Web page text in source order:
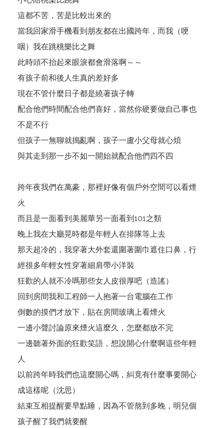
這都不苦，苦是比較出來的
當我回家滑手機看到朋友都在出國跨年，而我（哽
咽）我在跳桃樂比之舞
此時頭不抬起來眼淚都會滑落啊～～
有孩子前和後人生真的差好多
現在不管什麼日子都是繞著孩子轉
配合他們時間配合他們喜好，當然你硬要做自己事也
不是不行
但孩子一無聊就搗亂啊，孩子一盧小父母就心煩
與其走到那一步不如一開始就配合他們四不四
跨年夜我們在萬豪，那裡好像有個戶外空間可以看煙
火
而且是一面看到美麗華另一面看到101之類
晚上我在大廳晃時都是年輕人在排隊等上去
那天超冷的，我穿著大外套還圍著圍巾遮住口鼻，行
經很多年輕女性穿著細肩帶小洋裝
狂歡的人就不冷嗎那些女人皮很厚吧（造謠）
回到房間我和工程師一人抱著一台電腦在工作
倒數的摸們才放下，貼在房間玻璃上看煙火
一邊小聲討論原來煙火這麼久，怎麼都放不完
一邊聽著外面的狂歡笑語，想說開心什麼啊這些年輕
人
以前跨年時我們也這麼開心嗎，糾竟有什麼事要開心
成這樣呢（沈思）
結束互相提醒要早點睡，因為不管熬到多晚，明兒個
孩子醒了我們就要醒